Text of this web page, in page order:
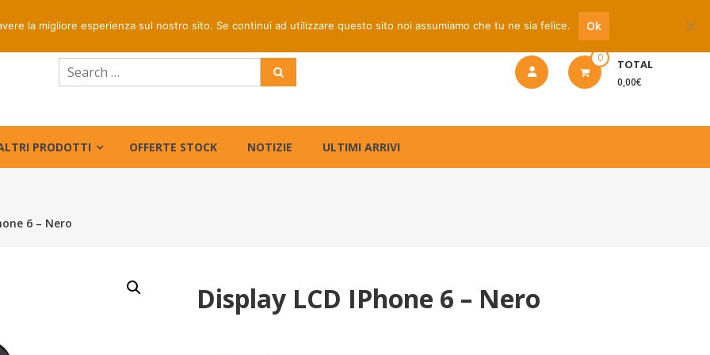
0 TOTAL
0,00€
PRODOTTI OFFERTE STOCK NOTIZIE ULTIMI ARRIVI
6 – Nero
Display LCD IPhone 6 – Nero
la migliore esperienza sul nostro sito. Se continui ad utilizzare questo sito noi assumiamo che tu ne sia felice. Ok